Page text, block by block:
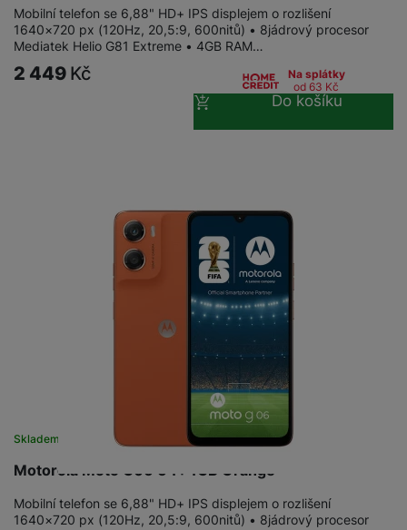
Mobilní telefon se 6,88" HD+ IPS displejem o rozlišení
1640×720 px (120Hz, 20,5:9, 600nitů) • 8jádrový procesor
Mediatek Helio G81 Extreme • 4GB RAM…
2 449 Kč
Na splátky
od 63 Kč
Do košíku
Motorola Moto G06 64+4GB Orange
Skladem na 24 prodejnách
Mobilní telefon se 6,88" HD+ IPS displejem o rozlišení
1640×720 px (120Hz, 20,5:9, 600nitů) • 8jádrový procesor